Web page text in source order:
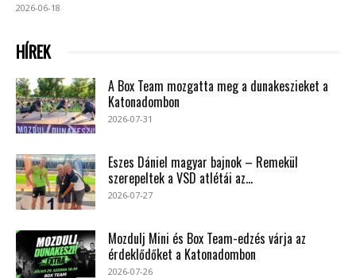
2026-06-18
HÍREK
A Box Team mozgatta meg a dunakeszieket a
Katonadombon
2026-07-31
Eszes Dániel magyar bajnok – Remekül
szerepeltek a VSD atlétái az...
2026-07-27
Mozdulj Mini és Box Team-edzés várja az
érdeklődőket a Katonadombon
2026-07-26